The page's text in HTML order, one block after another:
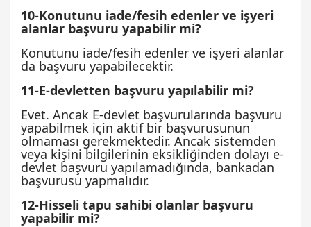
10-Konutunu iade/fesih edenler ve işyeri
alanlar başvuru yapabilir mi?
Konutunu iade/fesih edenler ve işyeri alanlar
da başvuru yapabilecektir.
11-E-devletten başvuru yapılabilir mi?
Evet. Ancak E-devlet başvurularında başvuru
yapabilmek için aktif bir başvurusunun
olmaması gerekmektedir. Ancak sistemden
veya kişini bilgilerinin eksikliğinden dolayı e-
devlet başvuru yapılamadığında, bankadan
başvurusu yapmalıdır.
12-Hisseli tapu sahibi olanlar başvuru
yapabilir mi?